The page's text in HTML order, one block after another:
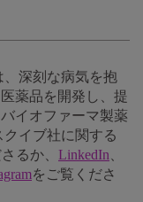
深刻な病気を抱
薬品を開発し、提
イオファーマ製薬
イブ社に関する
るか、 LinkedIn
をご覧くださ